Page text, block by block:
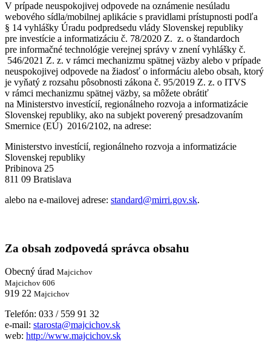
V prípade neuspokojivej odpovede na oznámenie nesúladu
webového sídla/mobilnej aplikácie s pravidlami prístupnosti podľa
§ 14 vyhlášky Úradu podpredsedu vlády Slovenskej republiky
pre investície a informatizáciu č. 78/2020 Z. z. o štandardoch
pre informačné technológie verejnej správy v znení vyhlášky č.
546/2021 Z. z. v rámci mechanizmu spätnej väzby alebo v prípade
neuspokojivej odpovede na žiadosť o informáciu alebo obsah, ktorý
je vyňatý z rozsahu pôsobnosti zákona č. 95/2019 Z. z. o ITVS
v rámci mechanizmu spätnej väzby, sa môžete obrátiť
na Ministerstvo investícií, regionálneho rozvoja a informatizácie
Slovenskej republiky, ako na subjekt poverený presadzovaním
Smernice (EÚ) 2016/2102, na adrese:
Ministerstvo investícií, regionálneho rozvoja a informatizácie
Slovenskej republiky
Pribinova 25
811 09 Bratislava
alebo na e-mailovej adrese: standard@mirri.gov.sk.
Za obsah zodpovedá správca obsahu
Obecný úrad Majcichov
Majcichov 606
919 22 Majcichov
Telefón: 033 / 559 91 32
e-mail: starosta@majcichov.sk
web: http://www.majcichov.sk